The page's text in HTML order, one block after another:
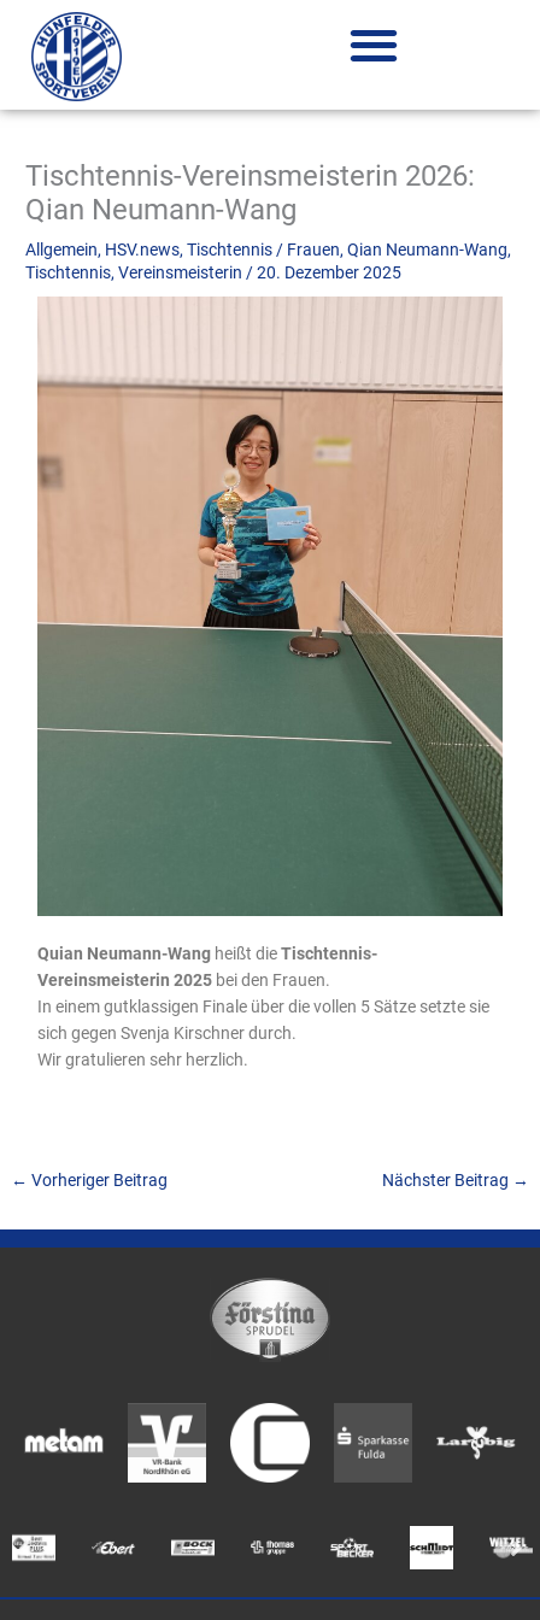
Inhalt
springen
Tischtennis-Vereinsmeisterin 2026:
Qian Neumann-Wang
Allgemein, HSV.news,Tischtennis / Frauen,Qian Neumann-Wang,
Tischtennis,Vereinsmeisterin /20. Dezember 2025
Quian Neumann-Wang heißt dieTischtennis-
Vereinsmeisterin 2025 bei den Frauen.
In einem gutklassigen Finale über die vollen 5 Sätze setzte sie
sich gegen Svenja Kirschner durch.
Wir gratulieren sehr herzlich.
← Vorheriger Beitrag Nächster Beitrag →